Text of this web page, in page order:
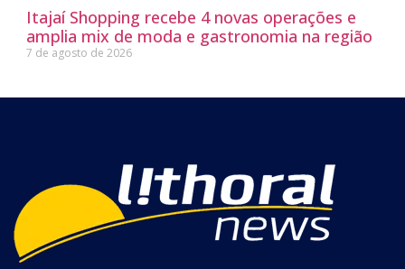
Itajaí Shopping recebe 4 novas operações e
amplia mix de moda e gastronomia na região
7 de agosto de 2026